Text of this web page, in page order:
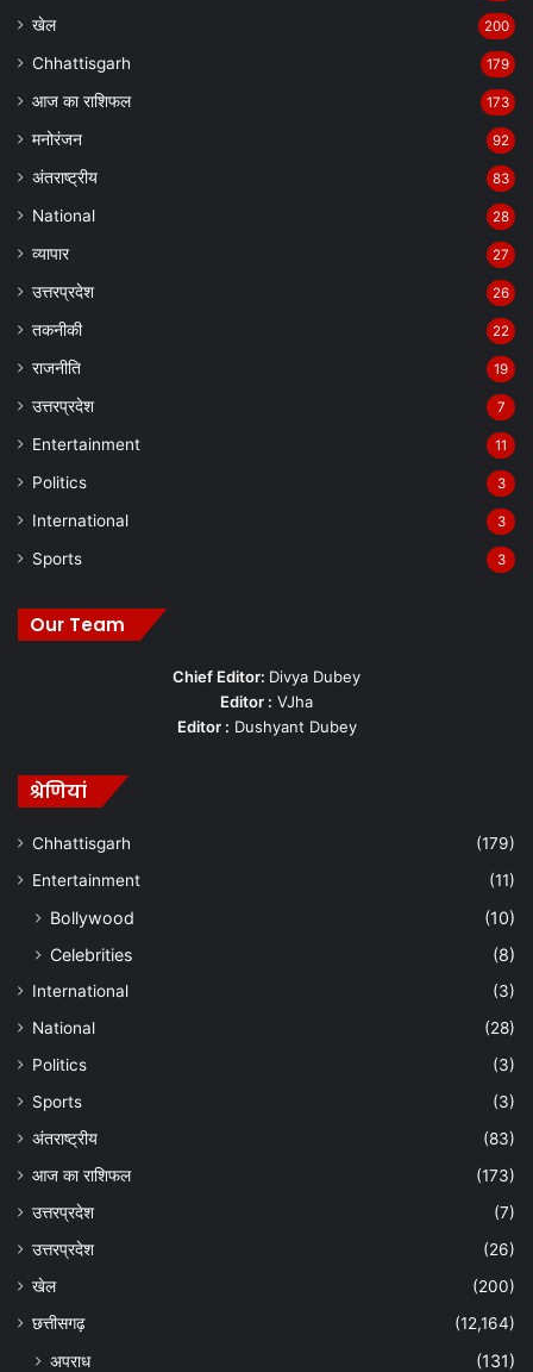
खेल 200
Chhattisgarh 179
आज का राशिफल 173
मनोरंजन 92
अंतराष्ट्रीय 83
National 28
व्यापार 27
उत्तरप्रदेश 26
तकनीकी 22
राजनीति 19
उत्तरप्रदेश 7
Entertainment 11
Politics 3
International 3
Sports 3
Our Team
Chief Editor: Divya Dubey
Editor : VJha
Editor : Dushyant Dubey
श्रेणियां
Chhattisgarh
(179)
Entertainment
(11)
Bollywood
(10)
Celebrities
(8)
International
(3)
National
(28)
Politics
(3)
Sports
(3)
अंतराष्ट्रीय
(83)
आज का राशिफल
(173)
उत्तरप्रदेश
(7)
उत्तरप्रदेश
(26)
खेल
(200)
छत्तीसगढ़
(12,164)
अपराध
(131)